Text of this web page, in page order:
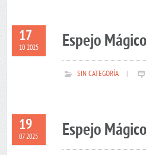
17
10 2025 Espejo
SIN CATEGORÍA
19
07 2025 Espejo